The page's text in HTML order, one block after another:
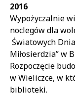
2016
Wypożyczalnie
noclegów dla
Światowych
Miłosierdzia” w
Rozpoczęcie
w Wieliczce, w
biblioteki.